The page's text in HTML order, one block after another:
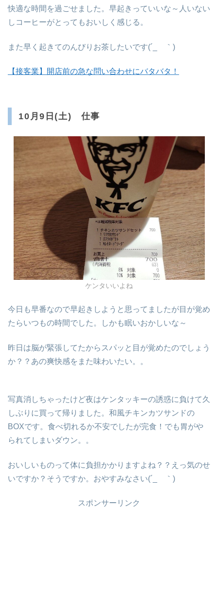
快適な時間を過ごせました。早起きっていいな～人いない
しコーヒーがとってもおいしく感じる。
また早く起きてのんびりお茶したいです(´_ゝ｀)
【接客業】開店前の急な問い合わせにバタバタ！
10月9日(土) 仕事
ケンタいいよね
今日も早番なので早起きしようと思ってましたが目が覚め
たらいつもの時間でした。しかも眠いおかしいな～
昨日は脳が緊張してたからスパッと目が覚めたのでしょう
か？？あの爽快感をまた味わいたい。。
写真消しちゃったけど夜はケンタッキーの誘惑に負けて久
しぶりに買って帰りました。和風チキンカツサンドの
BOXです。食べ切れるか不安でしたが完食！でも胃がや
られてしまいダウン。。
おいしいものって体に負担かかりますよね？？えっ気のせ
いですか？そうですか。おやすみなさい(´_ゝ｀)
スポンサーリンク